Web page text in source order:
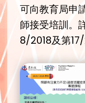
可向教育局申
師接受培訓。
8/2018及第17/